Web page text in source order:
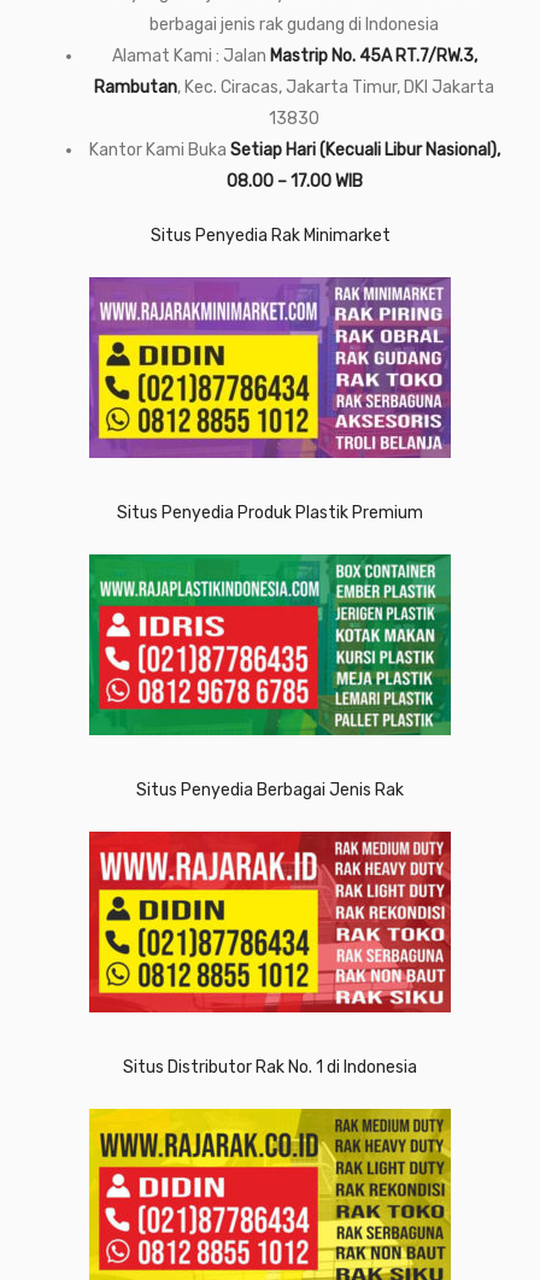
berbagai jenis rak gudang di Indonesia
Alamat Kami : Jalan Mastrip No. 45A RT.7/RW.3,
Rambutan, Kec. Ciracas, Jakarta Timur, DKI Jakarta
13830
Kantor Kami Buka Setiap Hari (Kecuali Libur Nasional),
08.00 – 17.00 WIB
Situs Penyedia Rak Minimarket
Situs Penyedia Produk Plastik Premium
Situs Penyedia Berbagai Jenis Rak
Situs Distributor Rak No. 1 di Indonesia